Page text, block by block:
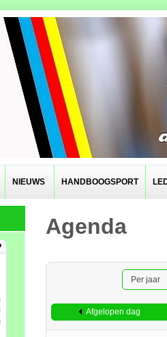
NIEUWS HANDBOOGSPORT
Agenda
Per jaar
Afgelopen dag